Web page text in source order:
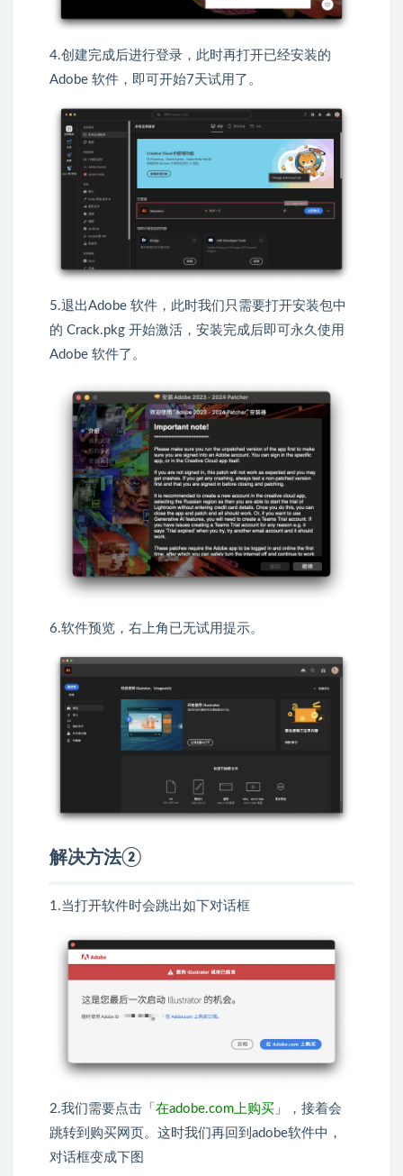
4.创建完成后进行登录，此时再打开已经安装的
Adobe 软件，即可开始7天试用了。
5.退出Adobe 软件，此时我们只需要打开安装包中
的 Crack.pkg 开始激活，安装完成后即可永久使用
Adobe 软件了。
6.软件预览，右上角已无试用提示。
解决方法②
1.当打开软件时会跳出如下对话框
2.我们需要点击「 在adobe.com上购买 」，接着会
跳转到购买网页。这时我们再回到adobe软件中，
对话框变成下图